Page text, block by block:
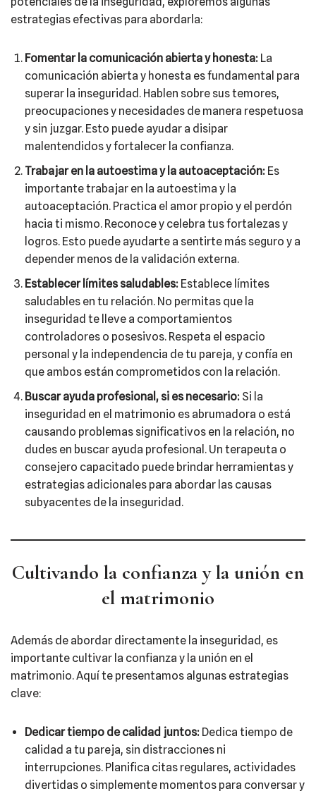
estrategias efectivas para abordarla:
Fomentar la comunicación abierta y honesta: La
comunicación abierta y honesta es fundamental para
superar la inseguridad. Hablen sobre sus temores,
preocupaciones y necesidades de manera respetuosa
y sin juzgar. Esto puede ayudar a disipar
malentendidos y fortalecer la confianza.
Trabajar en la autoestima y la autoaceptación: Es
importante trabajar en la autoestima y la
autoaceptación. Practica el amor propio y el perdón
hacia ti mismo. Reconoce y celebra tus fortalezas y
logros. Esto puede ayudarte a sentirte más seguro y a
depender menos de la validación externa.
Establecer límites saludables: Establece límites
saludables en tu relación. No permitas que la
inseguridad te lleve a comportamientos
controladores o posesivos. Respeta el espacio
personal y la independencia de tu pareja, y confía en
que ambos están comprometidos con la relación.
Buscar ayuda profesional, si es necesario: Si la
inseguridad en el matrimonio es abrumadora o está
causando problemas significativos en la relación, no
dudes en buscar ayuda profesional. Un terapeuta o
consejero capacitado puede brindar herramientas y
estrategias adicionales para abordar las causas
subyacentes de la inseguridad.
Cultivando la confianza y la unión en
el matrimonio
Además de abordar directamente la inseguridad, es
importante cultivar la confianza y la unión en el
matrimonio. Aquí te presentamos algunas estrategias
clave:
Dedicar tiempo de calidad juntos: Dedica tiempo de
calidad a tu pareja, sin distracciones ni
interrupciones. Planifica citas regulares, actividades
divertidas o simplemente momentos para conversar y